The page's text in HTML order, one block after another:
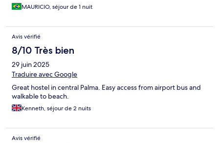
MAURICIO, séjour de 1 nuit
Avis vérifié
8/10 Très bien
29 juin 2025
Traduire avec Google
Great hostel in central Palma. Easy access from airport bus and
walkable to beach.
Kenneth, séjour de 2 nuits
Avis vérifié